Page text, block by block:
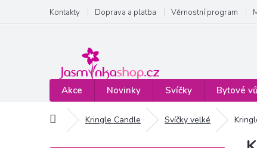
obsah
Kontakty Doprava a platba Věrnostní program
Akce Novinky Svíčky Bytové
Domů Kringle Candle Svíčky velké
P